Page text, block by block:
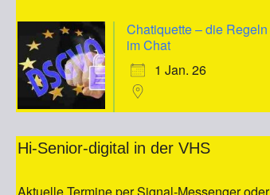
Chatiquette – die Regeln
im Chat
1 Jan. 26
Hi-Senior-digital in der VHS